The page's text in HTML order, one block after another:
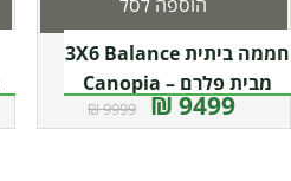
חממה ביתית 3X6 Balance
מבית פלרם – Canopia
9499 ₪
9999 ₪